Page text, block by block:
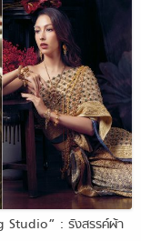
: รังสรรค์ผ้า